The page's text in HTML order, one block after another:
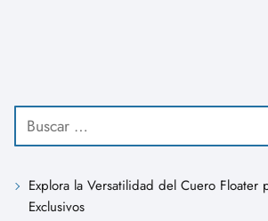
Explora la Versatilidad del Cuero Floater
Exclusivos